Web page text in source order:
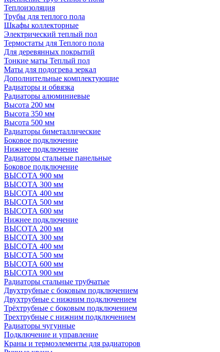
Теплоизоляция
Трубы для теплого пола
Шкафы коллекторные
Электрический теплый пол
Термостаты для Теплого пола
Для деревянных покрытий
Тонкие маты Теплый пол
Маты для подогрева зеркал
Дополнительные комплектующие
Радиаторы и обвязка
Радиаторы алюминиевые
Высота 200 мм
Высота 350 мм
Высота 500 мм
Радиаторы биметаллические
Боковое подключение
Нижнее подключение
Радиаторы стальные панельные
Боковое подключение
ВЫСОТА 900 мм
ВЫСОТА 300 мм
ВЫСОТА 400 мм
ВЫСОТА 500 мм
ВЫСОТА 600 мм
Нижнее подключение
ВЫСОТА 200 мм
ВЫСОТА 300 мм
ВЫСОТА 400 мм
ВЫСОТА 500 мм
ВЫСОТА 600 мм
ВЫСОТА 900 мм
Радиаторы стальные трубчатые
Двухтрубные с боковым подключением
Двухтрубные с нижним подключением
Трёхтрубные с боковым подключением
Трехтрубные с нижним подключением
Радиаторы чугунные
Подключение и управление
Краны и термоэлементы для радиаторов